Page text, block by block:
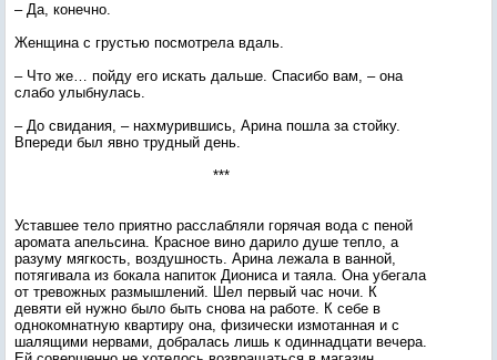
– Да, конечно.
Женщина с грустью посмотрела вдаль.
– Что же… пойду его искать дальше. Спасибо вам, – она
слабо улыбнулась.
– До свидания, – нахмурившись, Арина пошла за стойку.
Впереди был явно трудный день.
***
Уставшее тело приятно расслабляли горячая вода с пеной
аромата апельсина. Красное вино дарило душе тепло, а
разуму мягкость, воздушность. Арина лежала в ванной,
потягивала из бокала напиток Диониса и таяла. Она убегала
от тревожных размышлений. Шел первый час ночи. К
девяти ей нужно было быть снова на работе. К себе в
однокомнатную квартиру она, физически измотанная и с
шалящими нервами, добралась лишь к одиннадцати вечера.